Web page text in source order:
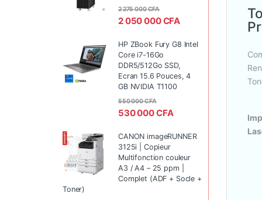
2 050 000CFA
2 275 000CFA
HP ZBook Fury G8 Intel
Core i7-16Go
DDR5/512Go SSD,
Ecran 15.6 Pouces, 4
GB NVIDIA T1100
530 000CFA
550 000CFA
CANON imageRUNNER
3125i | Copieur
Multifonction couleur
A3 / A4 – 25 ppm |
Complet (ADF + Socle +
Toner)